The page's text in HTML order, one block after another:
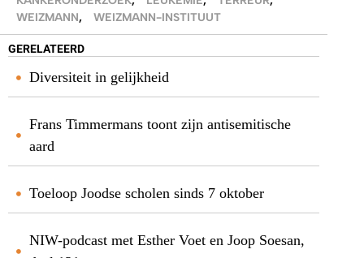
WEIZMANN, WEIZMANN-INSTITUUT
GERELATEERD
Diversiteit in gelijkheid
Frans Timmermans toont zijn antisemitische
aard
Toeloop Joodse scholen sinds 7 oktober
NIW-podcast met Esther Voet en Joop Soesan,